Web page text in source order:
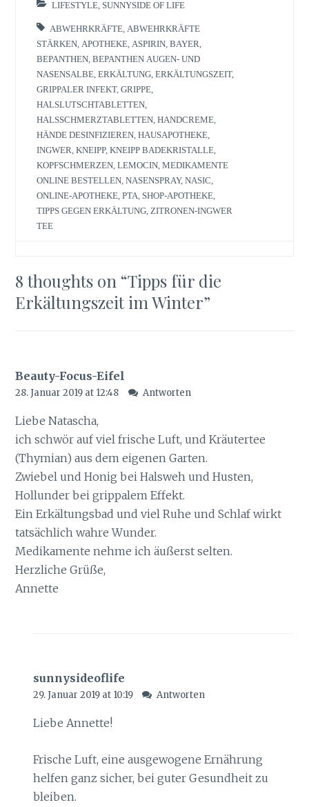
LIFESTYLE SUNNYSIDE OF LIFE
ABWEHRKRÄFTE ABWEHRKRÄFTE
STÄRKEN APOTHEKE ASPIRIN ,BAYER
BEPANTHEN ,BEPANTHEN AUGEN- UND
NASENSALBE ,ERKÄLTUNG ,ERKÄLTUNGSZEIT,
GRIPPALER INFEKT,GRIPPE
HALSLUTSCHTABLETTEN
HALSSCHMERZTABLETTEN ,HANDCREME
HÄNDE DESINFIZIEREN ,HAUSAPOTHEKE
INGWER ,KNEIPP,KNEIPP BADEKRISTALLE
KOPFSCHMERZEN ,LEMOCIN ,MEDIKAMENTE
ONLINE BESTELLEN ,NASENSPRAY,NASIC
ONLINE-APOTHEKE ,PTA SHOP-APOTHEKE
TIPPS GEGEN ERKÄLTUNG ZITRONEN-INGWER
TEE
8 thoughts on “Tipps für die
Erkältungszeit im Winter”
Beauty-Focus-Eifel
28. Januar 2019 at 12:48 Antworten
Liebe Natascha,
ich schwör auf viel frische Luft, und Kräutertee
(Thymian) aus dem eigenen Garten.
Zwiebel und Honig bei Halsweh und Husten,
Hollunder bei grippalem Effekt.
Ein Erkältungsbad und viel Ruhe und Schlaf wirkt
tatsächlich wahre Wunder.
Medikamente nehme ich äußerst selten.
Herzliche Grüße,
Annette
sunnysideoflife
29. Januar 2019 at 10:19 Antworten
Liebe Annette!
Frische Luft, eine ausgewogene Ernährung
helfen ganz sicher, bei guter Gesundheit zu
bleiben.